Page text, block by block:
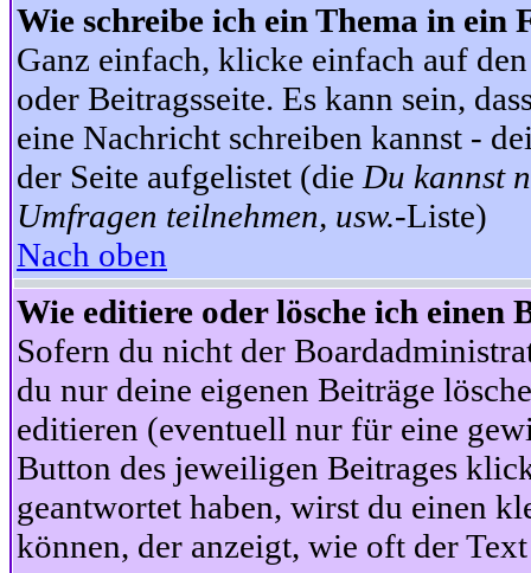
Wie schreibe ich ein Thema in ein
Ganz einfach, klicke einfach auf
oder Beitragsseite. Es kann sein,
eine Nachricht schreiben kannst -
der Seite aufgelistet (die Du kannst
Umfragen teilnehmen, usw.-Liste)
Nach oben
Wie editiere oder lösche ich einen
Sofern du nicht der
du nur deine eigenen Beiträge
editieren (eventuell nur für eine
Button des jeweiligen Beitrages
geantwortet haben, wirst du einen
können, der anzeigt, wie oft der